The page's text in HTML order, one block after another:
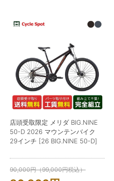
店頭受取限定 メリダ BIG.NINE
50-D 2026 マウンテンバイク
29インチ [26 BIG.NINE 50-D]
90,000円（99,000円税込）